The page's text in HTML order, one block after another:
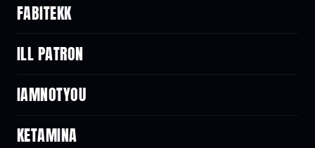
FABITEKK
ILL PATRON
IAMNOTYOU
KETAMINA